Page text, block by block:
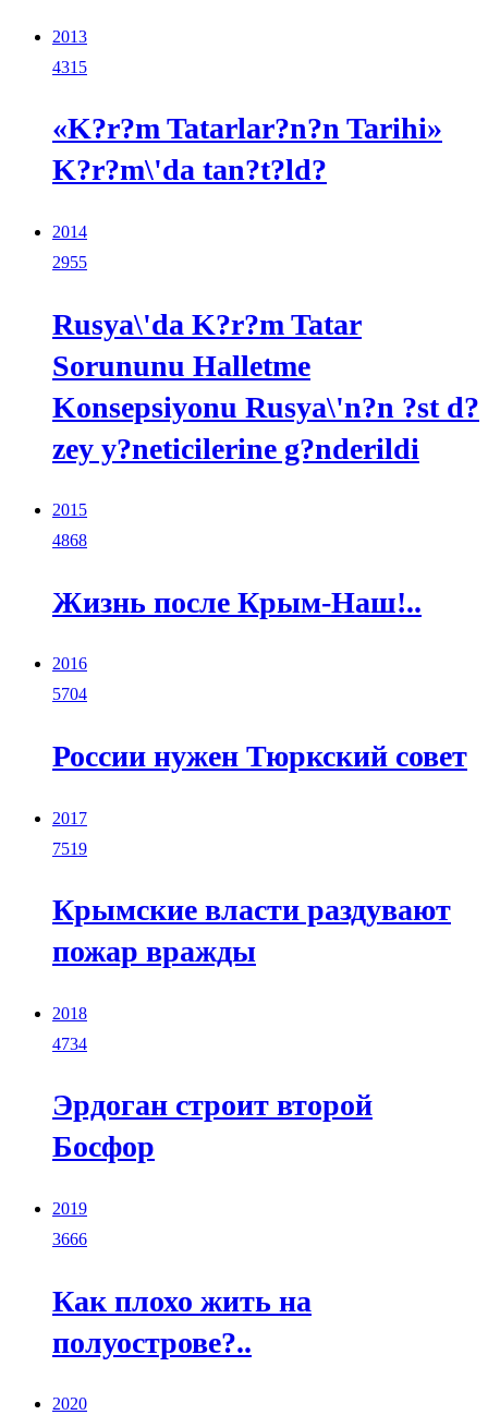
2013
4315
«K?r?m Tatarlar?n?n Tarihi»
K?r?m\'da tan?t?ld?
2014
2955
Rusya\'da K?r?m Tatar
Sorununu Halletme
Konsepsiyonu Rusya\'n?n ?st d?
zey y?neticilerine g?nderildi
2015
4868
Жизнь после Крым-Наш!..
2016
5704
России нужен Тюркский совет
2017
7519
Крымские власти раздувают
пожар вражды
2018
4734
Эрдоган строит второй
Босфор
2019
3666
Как плохо жить на
полуострове?..
2020